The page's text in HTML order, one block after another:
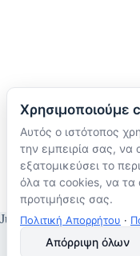
Ακολουθήστε μας
TikTok
Instagram
Facebook
JustMyHome © Copyright
Χρησιμοποιούμε
Αυτός ο ιστότοπος
την εμπειρία σας, να
εξατομικεύσει το
όλα τα cookies, να τα
προτιμήσεις σας.
Πολιτική Απορρήτου ·
Απόρριψη όλων